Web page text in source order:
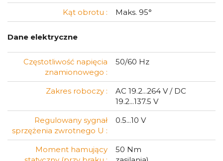
Kąt obrotu :
Maks. 95°
Dane elektryczne
Częstotliwość napięcia
znamionowego :
50/60 Hz
Zakres roboczy :
AC 19.2...264 V / DC
19.2...137.5 V
Regulowany sygnał
sprzężenia zwrotnego U :
0.5...10 V
Moment hamujący
50 Nm